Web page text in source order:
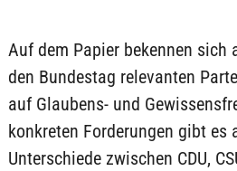
Auf dem Papier bekennen sich
den Bundestag relevanten
auf Glaubens- und
konkreten Forderungen gibt es
Unterschiede zwischen CDU,